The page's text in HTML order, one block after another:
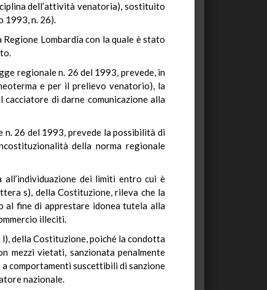
dell’attività venatoria), sostituito
1993, n. 26).
Lombardia con la quale è stato
regionale n. 26 del 1993, prevede, in
e per il prelievo venatorio), la
di darne comunicazione alla
n. 26 del 1993, prevede la possibilità di
della norma regionale
dei limiti entro cui è
s), della Costituzione, rileva che la
al fine di apprestare idonea tutela alla
illeciti.
della Costituzione, poiché la condotta
mezzi vietati, sanzionata penalmente
comportamenti suscettibili di sanzione
nazionale.